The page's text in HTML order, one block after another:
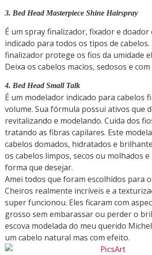
3. Bed Head Masterpiece Shine Hairspray
É um spray finalizador, fixador e
indicado para todos os tipos de cabelos.
finalizador protege os fios da umidade
Deixa os cabelos macios, sedosos e
4. Bed Head Small Talk
É um modelador indicado para cabelos
volume. Sua fórmula possui ativos que
revitalizando e modelando. Cuida dos
tratando as fibras capilares. Este
cabelos domados, hidratados e
os cabelos limpos, secos ou molhados e
forma que desejar.
Amei todos que foram escolhidos para
Cheiros realmente incríveis e a
super funcionou. Eles ficaram com
grosso sem embarassar ou perder o
escova modelada do meu querido
um cabelo natural mas com efeito.